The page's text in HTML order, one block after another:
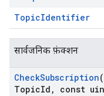
TopicIdentifier
सार्वजनिक फ़ंक्शन
CheckSubscription
TopicId , const